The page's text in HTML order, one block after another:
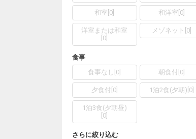
和室 0 和洋室 0
洋室または和室
0
メゾネット 0
食事
食事なし 0 朝食付 0
夕食付 0] 1泊2食(夕朝) 0
1泊3食(夕朝昼)
0
さらに絞り込む